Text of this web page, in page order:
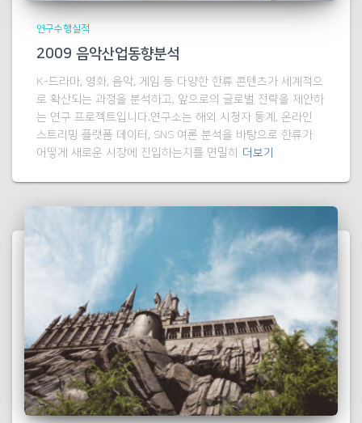
연구수행실적
2009 음악산업동향분석
K-드라마, 영화, 음악, 게임 등 다양한 한류 콘텐츠가 세계적으
로 확산되는 과정을 분석하고, 앞으로의 글로벌 전략을 제안하
는 연구 프로젝트입니다.연구소는 해외 시청자 통계, 온라인
스트리밍 플랫폼 데이터, SNS 여론 분석을 바탕으로 한류가
어떻게 새로운 시장에 진입하는지를 면밀히
더보기